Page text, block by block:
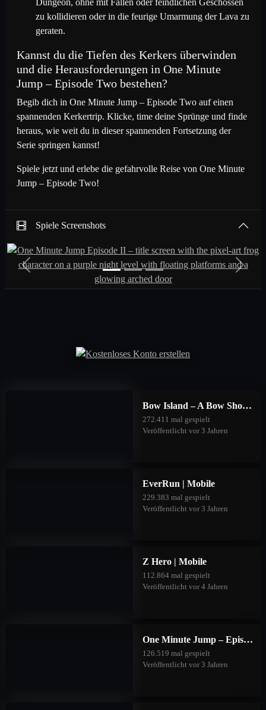
zu kollidieren oder in die feurige Umarmung der Lava zu
geraten.
Kannst du die Tiefen des Kerkers überwinden
und die Herausforderungen in One Minute
Jump – Episode Two bestehen?
Begib dich in One Minute Jump – Episode Two auf einen
spannenden Kerkertrip. Klicke, time deine Sprünge und finde
heraus, wie weit du in dieser spannenden Fortsetzung der
Serie springen kannst!
Spiele jetzt und erlebe die gefahrvolle Reise von One Minute
Jump – Episode Two!
Spiele Screenshots
Previous Next
Bow Island – A Bow Shooting Game | Mobile
272.411 mal gespielt
Veröffentlicht vor 3 Jahren
EverRun | Mobile
229.383 mal gespielt
Veröffentlicht vor 3 Jahren
Z Hero | Mobile
112.864 mal gespielt
Veröffentlicht vor 4 Jahren
One Minute Jump – Episode Two | Mobile
126.519 mal gespielt
Veröffentlicht vor 3 Jahren